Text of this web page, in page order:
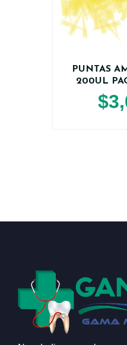
PUNTAS
200UL
$